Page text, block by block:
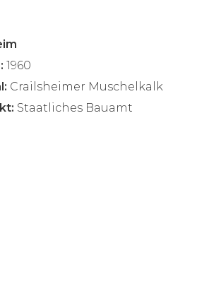
1960
Crailsheimer Muschelkalk
Staatliches Bauamt